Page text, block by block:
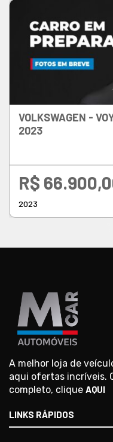
VOLKSWAGEN -
2023
R$
2023
A melhor loja de
aqui ofertas incríveis.
completo, clique AQUI
LINKS RÁPIDOS